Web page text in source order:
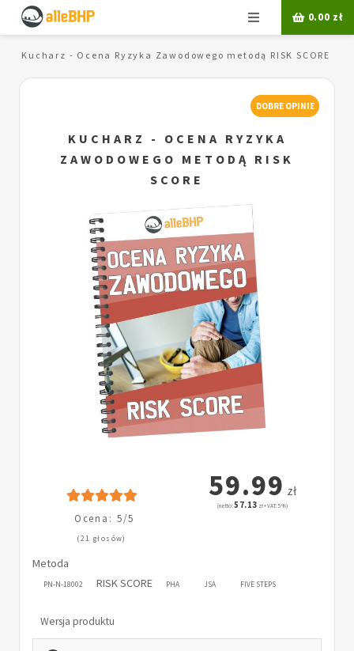
Menu 0.00 zł
Kucharz - Ocena Ryzyka Zawodowego metodą RISK SCORE
DOBRE OPINIE
KUCHARZ - OCENA RYZYKA
ZAWODOWEGO METODĄ RISK
SCORE
Ocena: 5/5
(21 głosów)
59.99 zł
(netto:57.13 zł + VAT: 5%)
Metoda
PN-N-18002 RISK SCORE PHA JSA FIVE STEPS
Wersja produktu